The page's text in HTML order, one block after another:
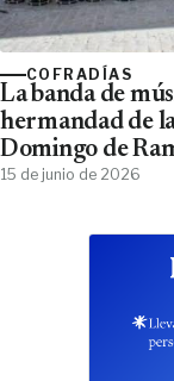
COFRADÍAS
La banda de
hermandad de
Domingo de
15 de junio de 2026